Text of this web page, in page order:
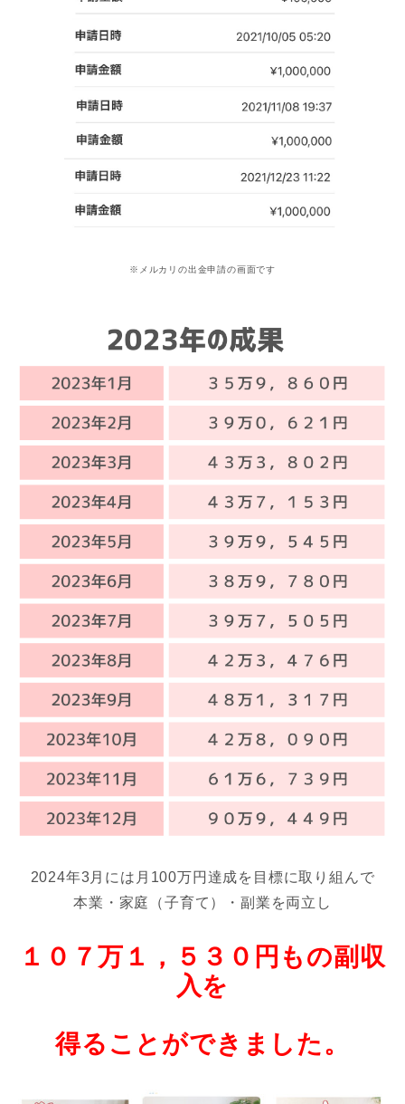
※メルカリの出金申請の画面です
2024年3月には月100万円達成を目標に取り組んで
本業・家庭（子育て）・副業を両立し
１０７万１，５３０円もの副収
入を
得ることができました。